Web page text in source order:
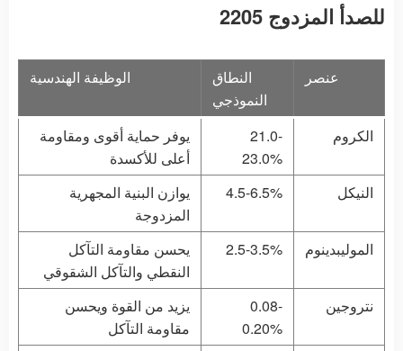
للصدأ المزدوج 2205
عنصر
النطاق
النموذجي
الوظيفة الهندسية
الكروم
21.0-
23.0%
يوفر حماية أقوى ومقاومة
أعلى للأكسدة
النيكل
4.5-6.5%
يوازن البنية المجهرية
المزدوجة
الموليبدينوم
2.5-3.5%
يحسن مقاومة التآكل
النقطي والتآكل الشقوقي
نتروجين
0.08-
0.20%
يزيد من القوة ويحسن
مقاومة التآكل